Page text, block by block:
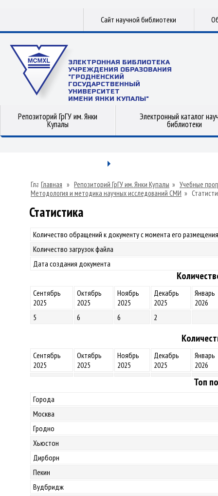
Сайт научной библиотеки
ЭЛЕКТРОННАЯ БИБЛИОТЕКА
УЧРЕЖДЕНИЯ ОБРАЗОВАНИЯ
"ГРОДНЕНСКИЙ
ГОСУДАРСТВЕННЫЙ
УНИВЕРСИТЕТ
ИМЕНИ ЯНКИ КУПАЛЫ"
Репозиторий ГрГУ им. Янки
Купалы
Электронный каталог
библиотеки
Главная » Репозиторий ГрГУ им. Янки Купалы » Учебные
Методология и методика научных исследований СМИ »
Статистика
Количество обращений к документу с момента его
Количество загрузок файла
Дата создания документа
Сентябрь
2025
Октябрь
2025
Ноябрь
2025
Декабрь
2025
Январь
2026
5
6 6 2
Сентябрь
2025
Октябрь
2025
Ноябрь
2025
Декабрь
2025
Январь
2026
Топ
Города
Москва
Гродно
Хьюстон
Дирборн
Пекин
Вудбридж